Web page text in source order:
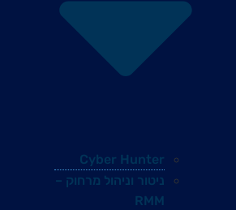
Cyber Hunter
ניטור וניהול מרחוק –
RMM